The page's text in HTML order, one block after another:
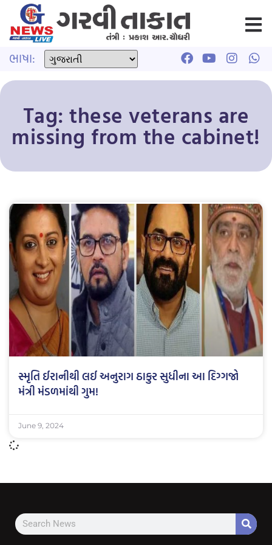
ભાષા:
Tag: these veterans are
missing from the cabinet!
સ્મૃતિ ઈરાનીથી લઈ અનુરાગ ઠાકુર સુધીના આ દિગ્ગજો
મંત્રી મંડળમાંથી ગુમ!
June 9, 2024